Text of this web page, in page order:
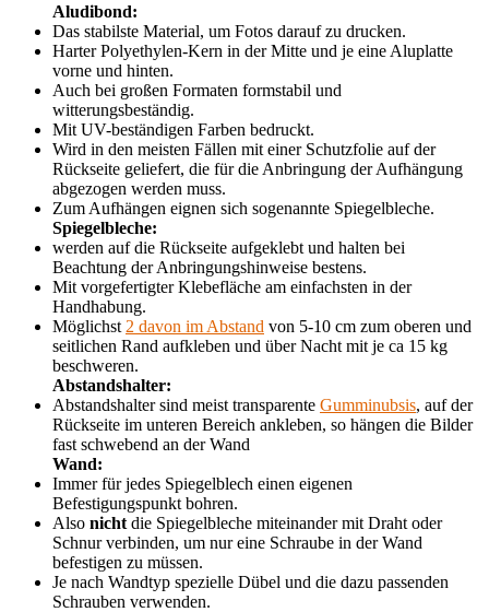
Aludibond:
Das stabilste Material, um Fotos darauf zu drucken.
Harter Polyethylen-Kern in der Mitte und je eine Aluplatte
vorne und hinten.
Auch bei großen Formaten formstabil und
witterungsbeständig.
Mit UV-beständigen Farben bedruckt.
Wird in den meisten Fällen mit einer Schutzfolie auf der
Rückseite geliefert, die für die Anbringung der Aufhängung
abgezogen werden muss.
Zum Aufhängen eignen sich sogenannte Spiegelbleche.
Spiegelbleche:
werden auf die Rückseite aufgeklebt und halten bei
Beachtung der Anbringungshinweise bestens.
Mit vorgefertigter Klebefläche am einfachsten in der
Handhabung.
Möglichst 2 davon im Abstand von 5-10 cm zum oberen und
seitlichen Rand aufkleben und über Nacht mit je ca 15 kg
beschweren.
Abstandshalter:
Abstandshalter sind meist transparente Gumminubsis, auf der
Rückseite im unteren Bereich ankleben, so hängen die Bilder
fast schwebend an der Wand
Wand:
Immer für jedes Spiegelblech einen eigenen
Befestigungspunkt bohren.
Also nicht die Spiegelbleche miteinander mit Draht oder
Schnur verbinden, um nur eine Schraube in der Wand
befestigen zu müssen.
Je nach Wandtyp spezielle Dübel und die dazu passenden
Schrauben verwenden.